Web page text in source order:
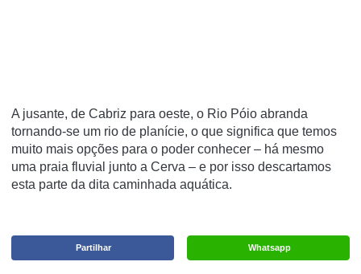
A jusante, de Cabriz para oeste, o Rio Póio abranda
tornando-se um rio de planície, o que significa que temos
muito mais opções para o poder conhecer – há mesmo
uma praia fluvial junto a Cerva – e por isso descartamos
esta parte da dita caminhada aquática.
Whatsapp
Partilhar